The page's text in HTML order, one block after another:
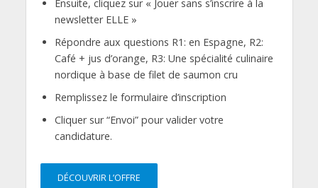
Ensuite, cliquez sur « Jouer sans s’inscrire à la
newsletter ELLE »
Répondre aux questions R1: en Espagne, R2:
Café + jus d’orange, R3: Une spécialité culinaire
nordique à base de filet de saumon cru
Remplissez le formulaire d’inscription
Cliquer sur “Envoi” pour valider votre
candidature.
DÉCOUVRIR L’OFFRE